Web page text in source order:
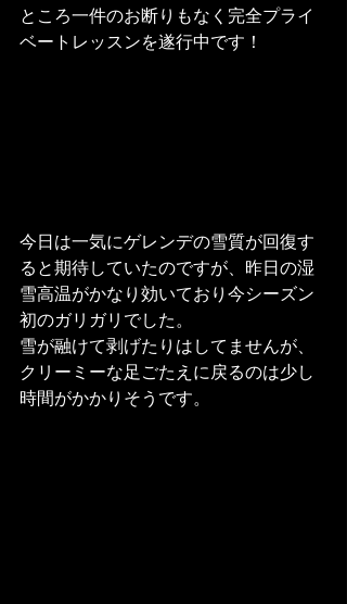
ところ一件のお断りもなく完全プライ
ベートレッスンを遂行中です！
今日は一気にゲレンデの雪質が回復す
ると期待していたのですが、昨日の湿
雪高温がかなり効いており今シーズン
初のガリガリでした。
雪が融けて剥げたりはしてませんが、
クリーミーな足ごたえに戻るのは少し
時間がかかりそうです。